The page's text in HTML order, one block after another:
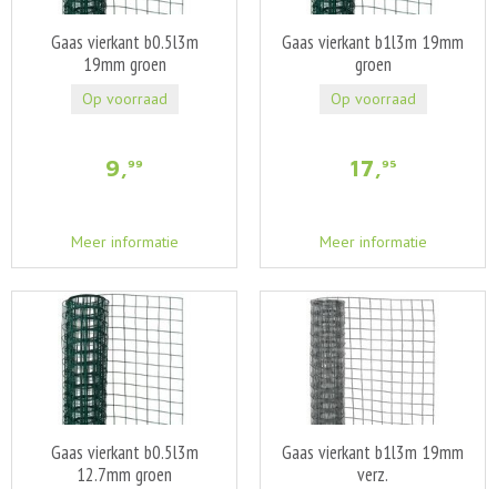
Gaas vierkant b0.5l3m
19mm groen
9,99
Meer informatie
Op voorraad
Gaas vierkant b1l3m 19mm
groen
17,95
Meer informatie
Op voorraad
Gaas vierkant b0.5l3m
12.7mm groen
Gaas vierkant b1l3m 19mm
verz.